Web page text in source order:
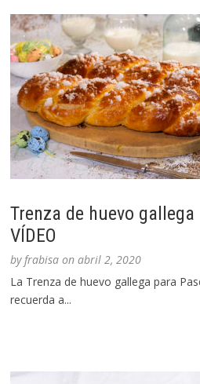
Trenza de huevo
VÍDEO
byfrabisa onabril 2, 2020
La Trenza de huevo gallega para
recuerda a...